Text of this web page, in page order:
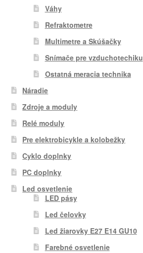
Váhy
Refraktometre
Multimetre a Skúšačky
Snímače pre vzduchotechiku
Ostatná meracia technika
Náradie
Zdroje a moduly
Relé moduly
Pre elektrobicykle a kolobežky
Cyklo doplnky
PC doplnky
Led osvetlenie
LED pásy
Led čelovky
Led žiarovky E27 E14 GU10
Farebné osvetlenie